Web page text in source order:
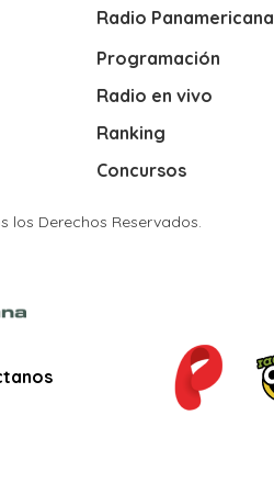
Radio Panamericana
Programación
Radio en vivo
Ranking
Concursos
los Derechos Reservados.